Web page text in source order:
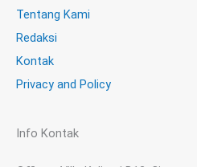
Tentang Kami
Redaksi
Kontak
Privacy and Policy
Info Kontak